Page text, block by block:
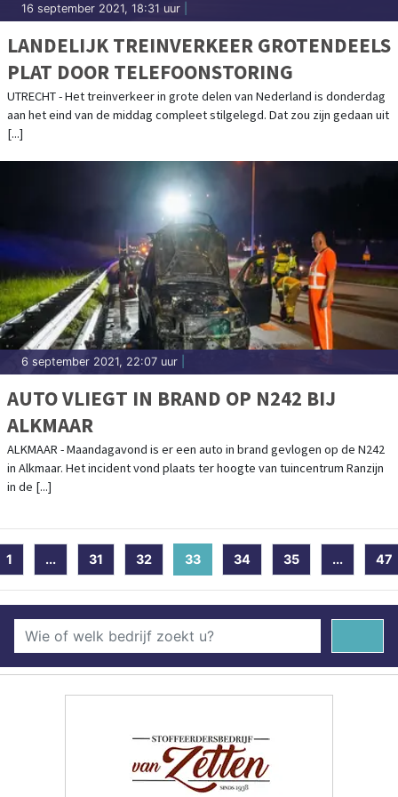
16 september 2021, 18:31 uur
LANDELIJK TREINVERKEER GROTENDEELS
PLAT DOOR TELEFOONSTORING
UTRECHT - Het treinverkeer in grote delen van Nederland is donderdag
aan het eind van de middag compleet stilgelegd. Dat zou zijn gedaan uit
[...]
6 september 2021, 22:07 uur
AUTO VLIEGT IN BRAND OP N242 BIJ
ALKMAAR
ALKMAAR - Maandagavond is er een auto in brand gevlogen op de N242
in Alkmaar. Het incident vond plaats ter hoogte van tuincentrum Ranzijn
in de [...]
1 ... 31 32 33(current)
34 35 ... 47